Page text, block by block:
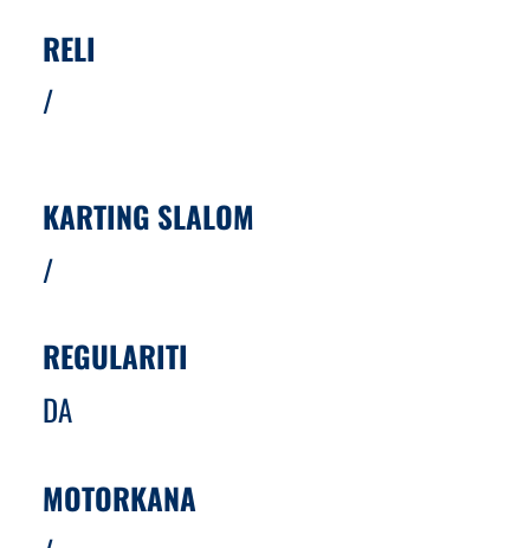
RELI
/
KARTING SLALOM
/
REGULARITI
DA
MOTORKANA